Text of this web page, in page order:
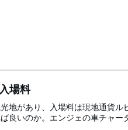
場料
地があり、入場料は現地通貨
良いのか。エンジェの車チャ